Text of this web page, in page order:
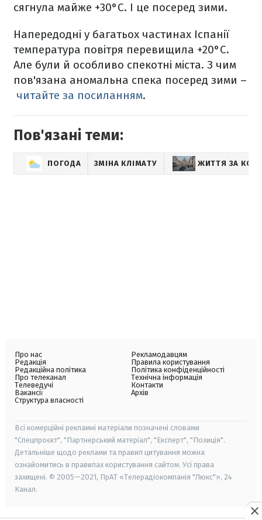
сягнула майже +30°C. І це посеред зими.
Напередодні у багатьох частинах Іспанії
температура повітря перевищила +20°C.
Але були й особливо спекотні міста. З чим
пов'язана аномальна спека посеред зими –
читайте за посиланням.
Пов'язані теми:
ПОГОДА ЗМІНА КЛІМАТУ ЖИТТЯ ЗА
Про нас
Редакція
Редакційна політика
Про телеканал
Телеведучі
Вакансії
Структура власності
Рекламодавцям
Правила користування
Політика конфіденційності
Технічна інформація
Контакти
Архів
Всі комерційні рекламні матеріали позначені словами
"Спецпроєкт", "Партнерський матеріал", "Експерт", "Позиція".
Детальніше щодо реклами та правил цитування можна
ознайомитись в правилах користування сайтом. Усі права
захищені. © 2005—2021, ПрАТ «Телерадіокомпанія "Люкс"», 24
Канал.